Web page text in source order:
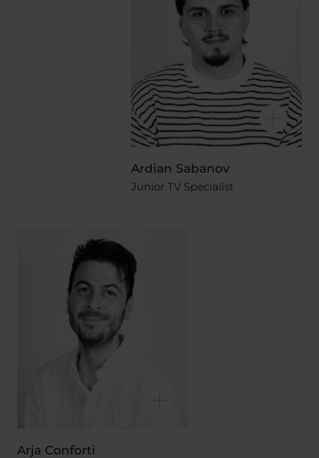
Ardian Sabanov
Junior TV Specialist
Arja Conforti